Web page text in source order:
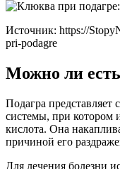
Источник: https://
pri-podagre
Можно ли
Подагра представляет
системы, при котором
кислота. Она
причиной его
Для лечения болезни